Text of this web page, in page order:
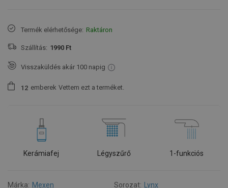
Termék elérhetősége: Raktáron
Szállítás: 1990 Ft
Visszaküldés akár 100 napig
1 2 emberek Vettem ezt a terméket.
Kerámiafej Légyszűrő 1-funkciós
Márka: Mexen Sorozat:
Lynx